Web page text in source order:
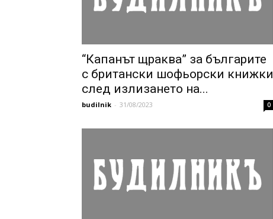
“Капанът щраква” за българите
с британски шофьорски книжки
след излизането на...
budilnik - 31/08/2023 0